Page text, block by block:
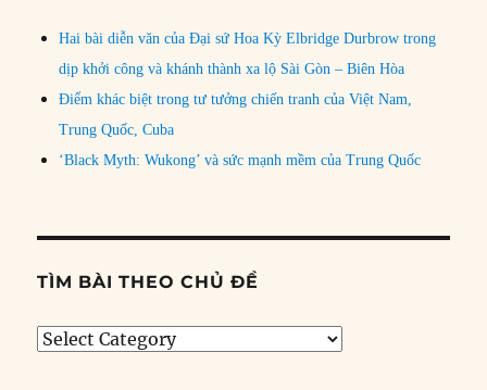
Hai bài diễn văn của Đại sứ Hoa Kỳ Elbridge Durbrow trong
dịp khởi công và khánh thành xa lộ Sài Gòn – Biên Hòa
Điểm khác biệt trong tư tưởng chiến tranh của Việt Nam,
Trung Quốc, Cuba
‘Black Myth: Wukong’ và sức mạnh mềm của Trung Quốc
TÌM BÀI THEO CHỦ ĐỀ
Tìm